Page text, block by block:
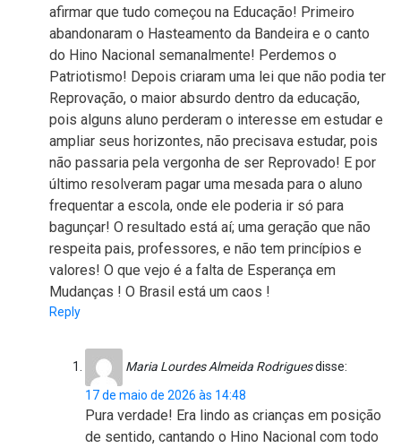
afirmar que tudo começou na Educação! Primeiro
abandonaram o Hasteamento da Bandeira e o canto
do Hino Nacional semanalmente! Perdemos o
Patriotismo! Depois criaram uma lei que não podia ter
Reprovação, o maior absurdo dentro da educação,
pois alguns aluno perderam o interesse em estudar e
ampliar seus horizontes, não precisava estudar, pois
não passaria pela vergonha de ser Reprovado! E por
último resolveram pagar uma mesada para o aluno
frequentar a escola, onde ele poderia ir só para
bagunçar! O resultado está aí; uma geração que não
respeita pais, professores, e não tem princípios e
valores! O que vejo é a falta de Esperança em
Mudanças ! O Brasil está um caos !
Reply
Maria Lourdes Almeida Rodriguesdisse:
17 de maio de 2026 às 14:48
Pura verdade! Era lindo as crianças em posição
de sentido, cantando o Hino Nacional com todo